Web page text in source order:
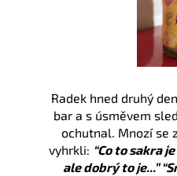
Radek hned druhý
bar a s úsměvem
ochutnal. Mnozí se
vyhrkli: “Co to sakra
ale dobrý to je...”